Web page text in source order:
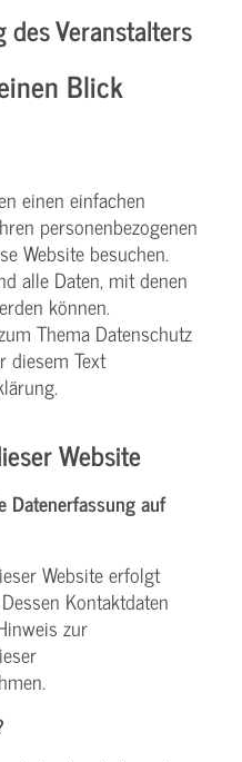
Veranstalters
Blick
einen einfachen
personenbezogenen
Website besuchen.
alle Daten, mit denen
können.
Thema Datenschutz
diesem Text
Website
auf
Website erfolgt
Kontaktdaten
zur